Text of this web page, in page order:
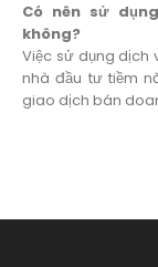
Có nên sử
không?
Việc sử dụng dịch
nhà đầu tư tiềm
giao dịch bán